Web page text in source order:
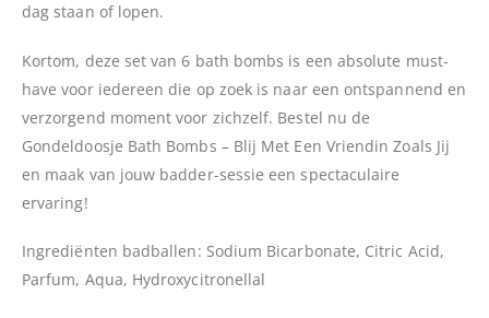
dag staan of lopen.
Kortom, deze set van 6 bath bombs is een absolute must-
have voor iedereen die op zoek is naar een ontspannend en
verzorgend moment voor zichzelf. Bestel nu de
Gondeldoosje Bath Bombs – Blij Met Een Vriendin Zoals Jij
en maak van jouw badder-sessie een spectaculaire
ervaring!
Ingrediënten badballen: Sodium Bicarbonate, Citric Acid,
Parfum, Aqua, Hydroxycitronellal